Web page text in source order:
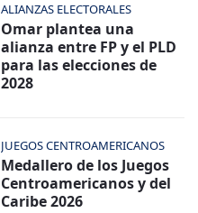
ALIANZAS ELECTORALES
Omar plantea una
alianza entre FP y el PLD
para las elecciones de
2028
JUEGOS CENTROAMERICANOS
Medallero de los Juegos
Centroamericanos y del
Caribe 2026